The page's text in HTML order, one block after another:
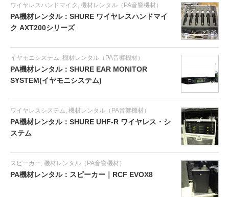
ワイヤレスハンドマイク , 機材レンタル（PA音響機材）
PA機材レンタル：SHURE ワイヤレスハンドマイ
ク AXT200シリーズ
イヤモニシステム, 機材レンタル（PA音響機材）
PA機材レンタル：SHURE EAR MONITOR
SYSTEM(イヤモニシステム)
ワイヤレスシステム, 機材レンタル（PA音響機材）
PA機材レンタル：SHURE UHF-R ワイヤレス・シ
ステム
スピーカー, 機材レンタル（PA音響機材）
PA機材レンタル：スピーカー｜RCF EVOX8